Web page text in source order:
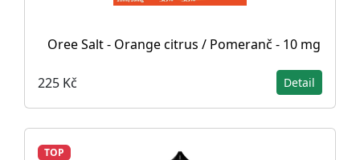
Oree Salt - Orange citrus / Pomeranč - 10 mg
225 Kč Detail
TOP